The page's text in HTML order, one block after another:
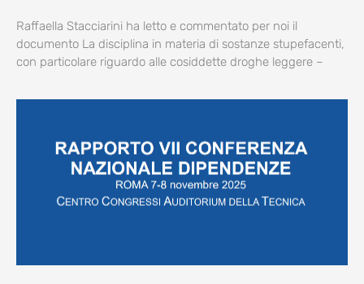
Raffaella Stacciarini ha letto e commentato per noi il
documento La disciplina in materia di sostanze stupefacenti,
con particolare riguardo alle cosiddette droghe leggere –